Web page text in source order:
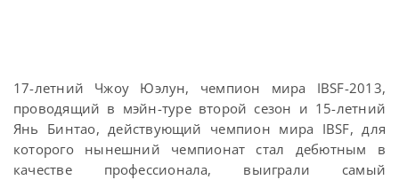
17-летний Чжоу Юэлун, чемпион мира IBSF-2013,
проводящий в мэйн-туре второй сезон и 15-летний
Янь Бинтао, действующий чемпион мира IBSF, для
которого нынешний чемпионат стал дебютным в
качестве профессионала, выиграли самый